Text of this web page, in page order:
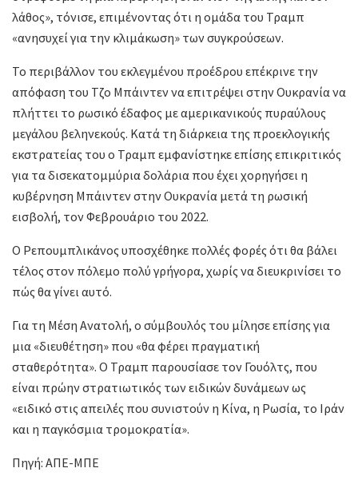
λάθος», τόνισε, επιμένοντας ότι η ομάδα του Τραμπ
«ανησυχεί για την κλιμάκωση» των συγκρούσεων.
Το περιβάλλον του εκλεγμένου προέδρου επέκρινε την
απόφαση του Τζο Μπάιντεν να επιτρέψει στην Ουκρανία να
πλήττει το ρωσικό έδαφος με αμερικανικούς πυραύλους
μεγάλου βεληνεκούς. Κατά τη διάρκεια της προεκλογικής
εκστρατείας του ο Τραμπ εμφανίστηκε επίσης επικριτικός
για τα δισεκατομμύρια δολάρια που έχει χορηγήσει η
κυβέρνηση Μπάιντεν στην Ουκρανία μετά τη ρωσική
εισβολή, τον Φεβρουάριο του 2022.
Ο Ρεπουμπλικάνος υποσχέθηκε πολλές φορές ότι θα βάλει
τέλος στον πόλεμο πολύ γρήγορα, χωρίς να διευκρινίσει το
πώς θα γίνει αυτό.
Για τη Μέση Ανατολή, ο σύμβουλός του μίλησε επίσης για
μια «διευθέτηση» που «θα φέρει πραγματική
σταθερότητα». Ο Τραμπ παρουσίασε τον Γουόλτς, που
είναι πρώην στρατιωτικός των ειδικών δυνάμεων ως
«ειδικό στις απειλές που συνιστούν η Κίνα, η Ρωσία, το Ιράν
και η παγκόσμια τρομοκρατία».
Πηγή: ΑΠΕ-ΜΠΕ